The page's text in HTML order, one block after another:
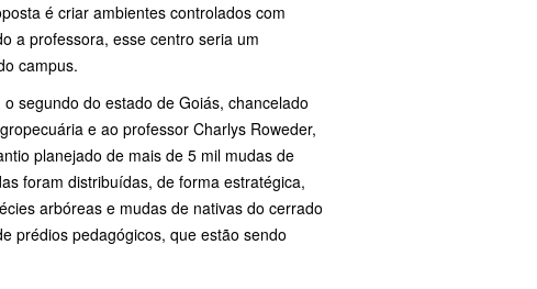
é criar ambientes controlados com
a professora, esse centro seria um
campus.
segundo do estado de Goiás, chancelado
e ao professor Charlys Roweder,
planejado de mais de 5 mil mudas de
foram distribuídas, de forma estratégica,
arbóreas e mudas de nativas do cerrado
prédios pedagógicos, que estão sendo